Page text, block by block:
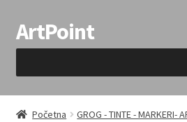
Preskoči
na
Skoči
do
ArtPoint
Uvjeti prodaje
Početna GROG - TINTE - MARKERI-